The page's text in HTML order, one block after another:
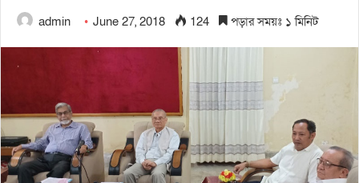
admin June 27, 2018 124 পড়ার সময়ঃ ১ মিনিট